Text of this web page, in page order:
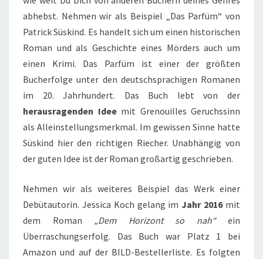
abhebst. Nehmen wir als Beispiel „Das Parfüm“ von
Patrick Süskind. Es handelt sich um einen historischen
Roman und als Geschichte eines Mörders auch um
einen Krimi. Das Parfüm ist einer der größten
Bucherfolge unter den deutschsprachigen Romanen
im 20. Jahrhundert. Das Buch lebt von der
herausragenden Ideemit Grenouilles Geruchssinn
als Alleinstellungsmerkmal. Im gewissen Sinne hatte
Süskind hier den richtigen Riecher. Unabhängig von
der guten Idee ist der Roman großartig geschrieben.
Nehmen wir als weiteres Beispiel das Werk einer
Debütautorin. Jessica Koch gelang im Jahr 2016mit
dem Roman „Dem Horizont so nah“ein
Überraschungserfolg. Das Buch war Platz 1 bei
Amazon und auf der BILD-Bestellerliste. Es folgten